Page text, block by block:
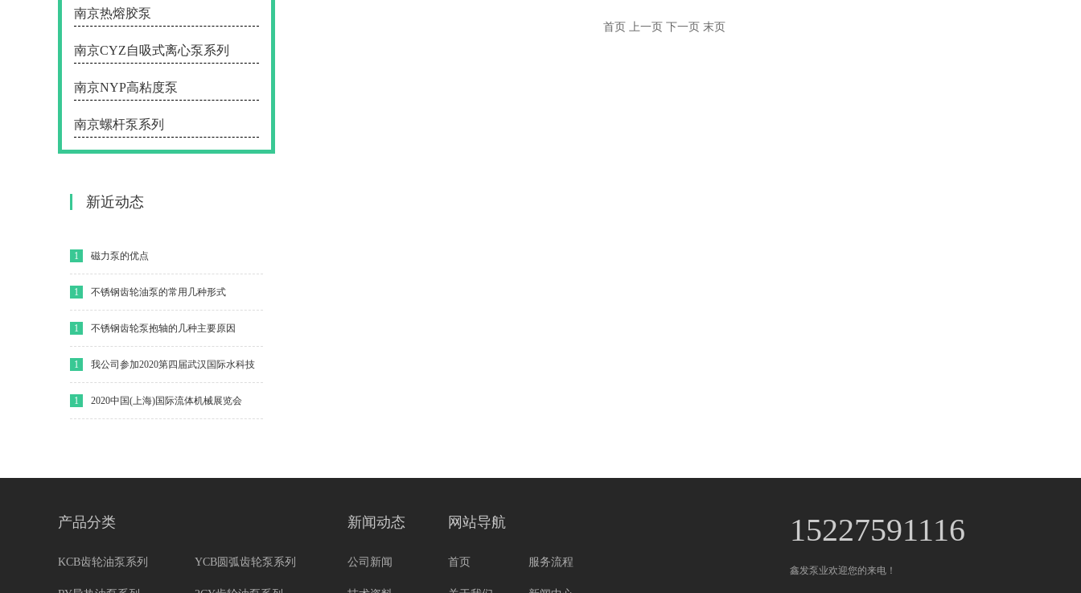
南京热熔胶泵
南京CYZ自吸式离心泵系列
南京NYP高粘度泵
南京螺杆泵系列
新近动态
1 磁力泵的优点
1 不锈钢齿轮油泵的常用几种形式
1 不锈钢齿轮泵抱轴的几种主要原因
1 我公司参加2020第四届武汉国际水科技
博览会
1 2020中国(上海)国际流体机械展览会
首页 上一页 下一页 末页
产品分类
KCB齿轮油泵系列 YCB圆弧齿轮泵系列
新闻动态
公司新闻
网站导航
首页 服务流程
15227591116
鑫发泵业欢迎您的来电！